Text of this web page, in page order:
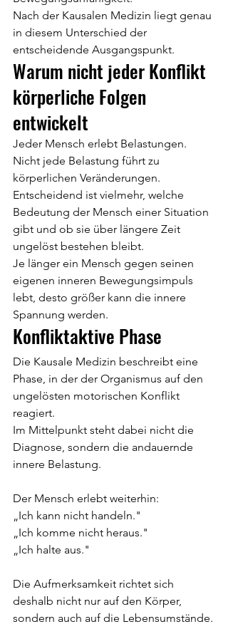
Nach der Kausalen Medizin liegt genau
in diesem Unterschied der
entscheidende Ausgangspunkt.
Warum nicht jeder Konflikt
körperliche Folgen
entwickelt
Jeder Mensch erlebt Belastungen.
Nicht jede Belastung führt zu
körperlichen Veränderungen.
Entscheidend ist vielmehr, welche
Bedeutung der Mensch einer Situation
gibt und ob sie über längere Zeit
ungelöst bestehen bleibt.
Je länger ein Mensch gegen seinen
eigenen inneren Bewegungsimpuls
lebt, desto größer kann die innere
Spannung werden.
Konfliktaktive Phase
Die Kausale Medizin beschreibt eine
Phase, in der der Organismus auf den
ungelösten motorischen Konflikt
reagiert.
Im Mittelpunkt steht dabei nicht die
Diagnose, sondern die andauernde
innere Belastung.
Der Mensch erlebt weiterhin:
„Ich kann nicht handeln."
„Ich komme nicht heraus."
„Ich halte aus."
Die Aufmerksamkeit richtet sich
deshalb nicht nur auf den Körper,
sondern auch auf die Lebensumstände.